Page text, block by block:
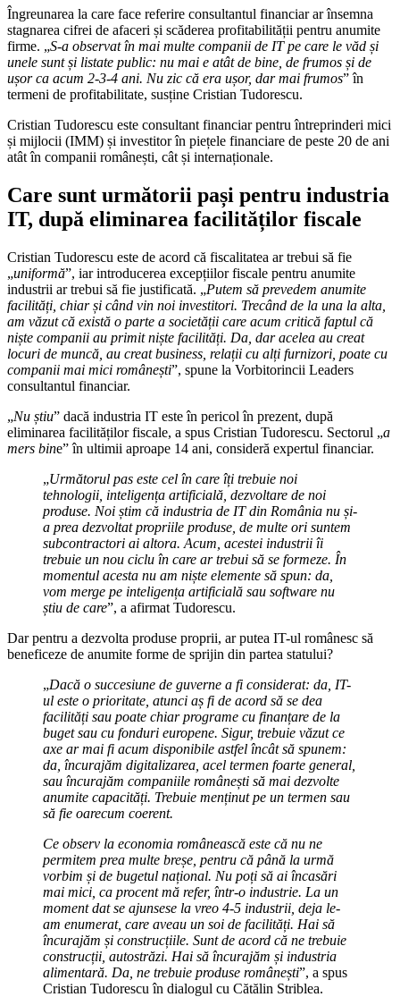
Îngreunarea la care face referire consultantul financiar ar însemna
stagnarea cifrei de afaceri și scăderea profitabilității pentru anumite
firme. „S-a observat în mai multe companii de IT pe care le văd și
unele sunt și listate public: nu mai e atât de bine, de frumos și de
ușor ca acum 2-3-4 ani. Nu zic că era ușor, dar mai frumos” în
termeni de profitabilitate, susține Cristian Tudorescu.
Cristian Tudorescu este consultant financiar pentru întreprinderi mici
și mijlocii (IMM) și investitor în piețele financiare de peste 20 de ani
atât în companii românești, cât și internaționale.
Care sunt următorii pași pentru industria
IT, după eliminarea facilităților fiscale
Cristian Tudorescu este de acord că fiscalitatea ar trebui să fie
„uniformă”, iar introducerea excepțiilor fiscale pentru anumite
industrii ar trebui să fie justificată. „Putem să prevedem anumite
facilități, chiar și când vin noi investitori. Trecând de la una la alta,
am văzut că există o parte a societății care acum critică faptul că
niște companii au primit niște facilități. Da, dar acelea au creat
locuri de muncă, au creat business, relații cu alți furnizori, poate cu
companii mai mici românești”, spune la Vorbitorincii Leaders
consultantul financiar.
„Nu știu” dacă industria IT este în pericol în prezent, după
eliminarea facilităților fiscale, a spus Cristian Tudorescu. Sectorul „a
mers bine” în ultimii aproape 14 ani, consideră expertul financiar.
„Următorul pas este cel în care îți trebuie noi
tehnologii, inteligența artificială, dezvoltare de noi
produse. Noi știm că industria de IT din România nu și-
a prea dezvoltat propriile produse, de multe ori suntem
subcontractori ai altora. Acum, acestei industrii îi
trebuie un nou ciclu în care ar trebui să se formeze. În
momentul acesta nu am niște elemente să spun: da,
vom merge pe inteligența artificială sau software nu
știu de care”, a afirmat Tudorescu.
Dar pentru a dezvolta produse proprii, ar putea IT-ul românesc să
beneficeze de anumite forme de sprijin din partea statului?
„Dacă o succesiune de guverne a fi considerat: da, IT-
ul este o prioritate, atunci aș fi de acord să se dea
facilități sau poate chiar programe cu finanțare de la
buget sau cu fonduri europene. Sigur, trebuie văzut ce
axe ar mai fi acum disponibile astfel încât să spunem:
da, încurajăm digitalizarea, acel termen foarte general,
sau încurajăm companiile românești să mai dezvolte
anumite capacități. Trebuie menținut pe un termen sau
să fie oarecum coerent.
Ce observ la economia românească este că nu ne
permitem prea multe breșe, pentru că până la urmă
vorbim și de bugetul național. Nu poți să ai încasări
mai mici, ca procent mă refer, într-o industrie. La un
moment dat se ajunsese la vreo 4-5 industrii, deja le-
am enumerat, care aveau un soi de facilități. Hai să
încurajăm și construcțiile. Sunt de acord că ne trebuie
construcții, autostrăzi. Hai să încurajăm și industria
alimentară. Da, ne trebuie produse românești”, a spus
Cristian Tudorescu în dialogul cu Cătălin Striblea.